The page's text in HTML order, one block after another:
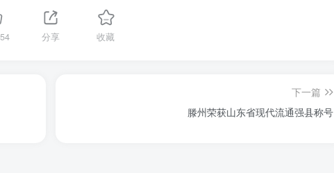
54 分享 收藏
下一篇
滕州荣获山东省现代流通强县称号